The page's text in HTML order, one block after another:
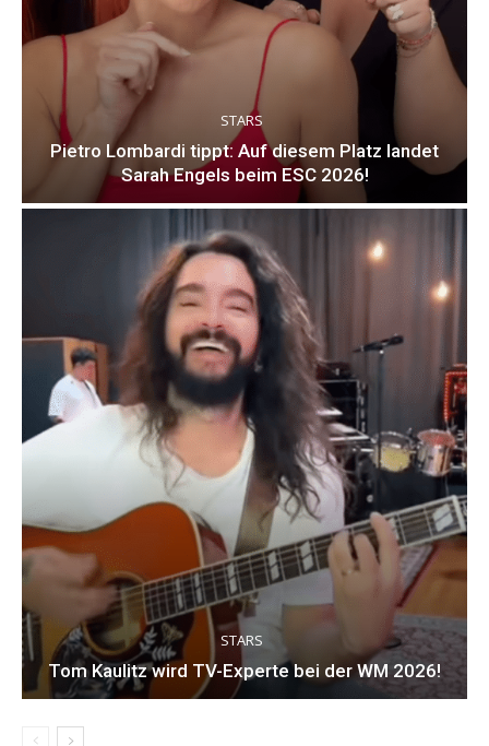
STARS
Pietro Lombardi tippt: Auf diesem Platz landet
Sarah Engels beim ESC 2026!
STARS
Tom Kaulitz wird TV-Experte bei der WM 2026!